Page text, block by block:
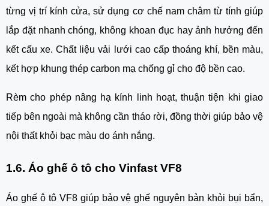
từng vị trí kính cửa, sử dụng cơ chế nam châm từ tính giúp
lắp đặt nhanh chóng, không khoan đục hay ảnh hưởng đến
kết cấu xe. Chất liệu vải lưới cao cấp thoáng khí, bền màu,
kết hợp khung thép carbon mạ chống gỉ cho độ bền cao.
Rèm cho phép nâng hạ kính linh hoạt, thuận tiện khi giao
tiếp bên ngoài mà không cần tháo rời, đồng thời giúp bảo vệ
nội thất khỏi bạc màu do ánh nắng.
1.6. Áo ghế ô tô cho Vinfast VF8
Áo ghế ô tô VF8 giúp bảo vệ ghế nguyên bản khỏi bụi bẩn,